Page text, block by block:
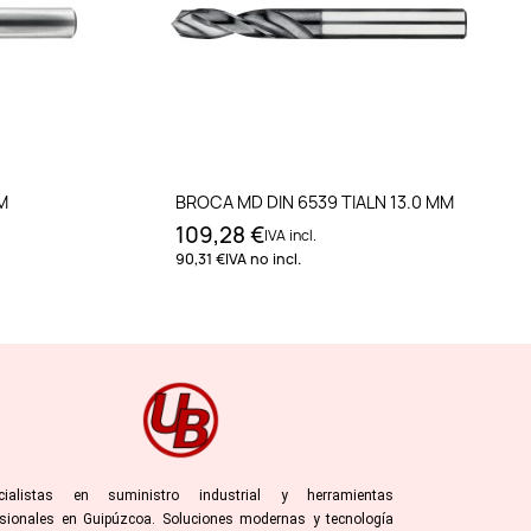
Añadir al carrito
BROCA MD DIN 6539 TIALN 13.0 MM
109,28 €IVA incl.
90,31 €IVA no incl.
en suministro industrial y herramientas
en Guipúzcoa. Soluciones modernas y tecnología